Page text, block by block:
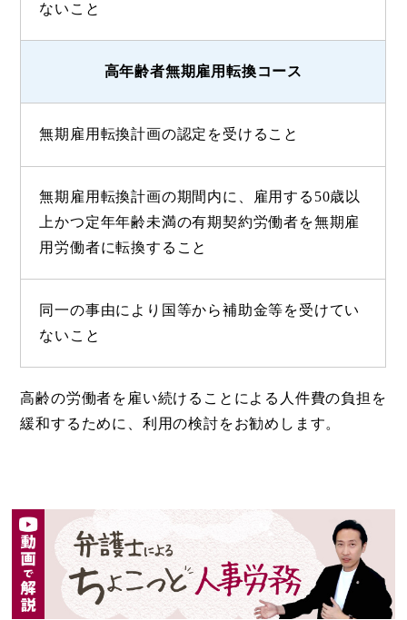
ないこと
高年齢者無期雇用転換コース
無期雇用転換計画の認定を受けること
無期雇用転換計画の期間内に、雇用する50歳以
上かつ定年年齢未満の有期契約労働者を無期雇
用労働者に転換すること
同一の事由により国等から補助金等を受けてい
ないこと
高齢の労働者を雇い続けることによる人件費の負担を
緩和するために、利用の検討をお勧めします。